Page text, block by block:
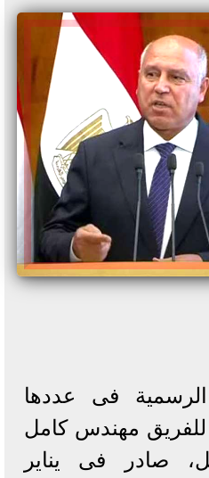
فى عددها
للفريق مهندس كامل
صادر فى يناير